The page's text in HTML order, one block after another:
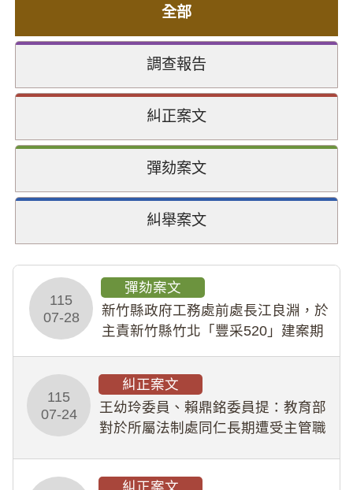
全部
調查報告
糾正案文
彈劾案文
糾舉案文
115
07-28
彈劾案文
新竹縣政府工務處前處長江良淵，於
主責新竹縣竹北「豐采520」建案期
幣1,483萬餘元，並長期收受建商餽
贈；復罔顧公共安全，圖利默許建商
於停工期間
115
07-24
糾正案文
王幼玲委員、賴鼎銘委員提：教育部
對於所屬法制處同仁長期遭受主管職